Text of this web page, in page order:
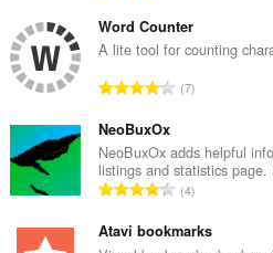
s
z
s
t
é
k
e
Word Counter
A lite tool for counting
Ö
z
e
s
r
7
NeoBuxOx
NeoBuxOx adds helpful
listings and statistics
Ö
s
4
Atavi bookmarks